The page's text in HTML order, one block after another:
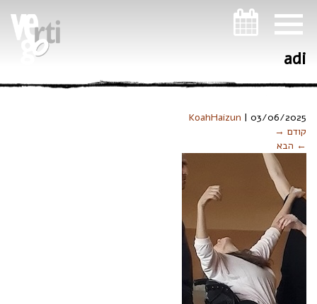
adi
KoahHaizun | 03/06/2025
קודם →
← הבא